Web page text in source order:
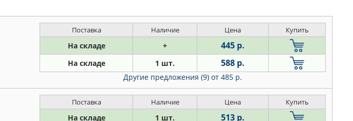
Поставка Наличие Цена Купить
На складе + 445 р.
На складе 1 шт. 588 р.
Другие предложения (9) от 485 р.
Поставка Наличие Цена Купить
На складе 1 шт. 513 р.